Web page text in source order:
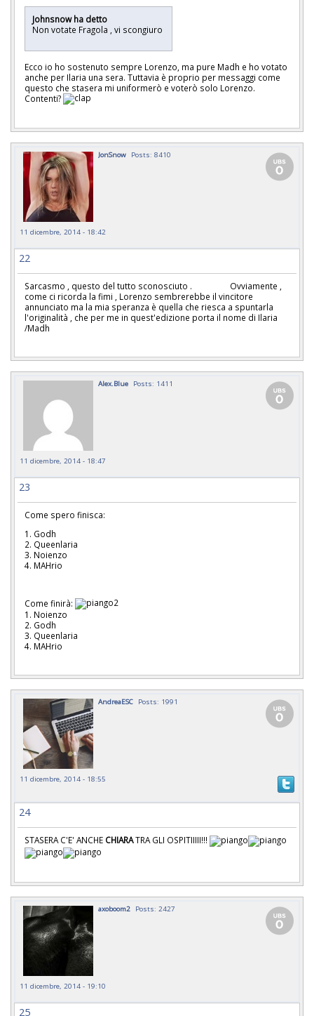
Johnsnow ha detto
Non votate Fragola , vi scongiuro
Ecco io ho sostenuto sempre Lorenzo, ma pure Madh e ho votato
anche per Ilaria una sera. Tuttavia è proprio per messaggi come
questo che stasera mi uniformerò e voterò solo Lorenzo.
Contenti?
JonSnow Posts: 8410
11 dicembre, 2014 - 18:42
22
Sarcasmo , questo del tutto sconosciuto . Ovviamente ,
come ci ricorda la fimi , Lorenzo sembrerebbe il vincitore
annunciato ma la mia speranza è quella che riesca a spuntarla
l'originalità , che per me in quest'edizione porta il nome di Ilaria
/Madh
Alex.Blue Posts: 1411
11 dicembre, 2014 - 18:47
23
Come spero finisca:
1. Godh
2. Queenlaria
3. Noienzo
4. MAHrio
Come finirà:
1. Noienzo
2. Godh
3. Queenlaria
4. MAHrio
AndreaESC Posts: 1991
11 dicembre, 2014 - 18:55
24
STASERA C'E' ANCHE CHIARATRA GLI OSPITIIIII!!!
axoboom2 Posts: 2427
11 dicembre, 2014 - 19:10
25